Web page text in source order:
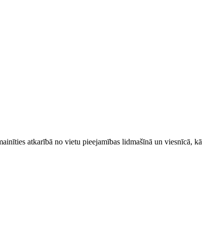
atkarībā ​no ​vietu pieejamības lidmašīnā un viesnīcā,